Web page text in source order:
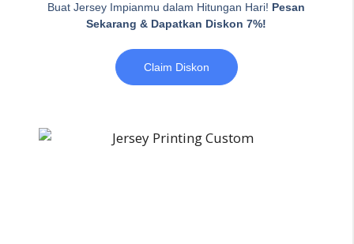
Buat Jersey Impianmu dalam Hitungan Hari! Pesan
Sekarang & Dapatkan Diskon 7%!
Claim Diskon